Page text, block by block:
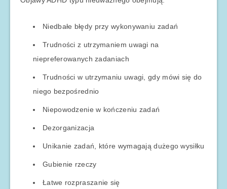
Niedbałe błędy przy wykonywaniu zadań
Trudności z utrzymaniem uwagi na
niepreferowanych zadaniach
Trudności w utrzymaniu uwagi, gdy mówi się do
niego bezpośrednio
Niepowodzenie w kończeniu zadań
Dezorganizacja
Unikanie zadań, które wymagają dużego wysiłku
Gubienie rzeczy
Łatwe rozpraszanie się